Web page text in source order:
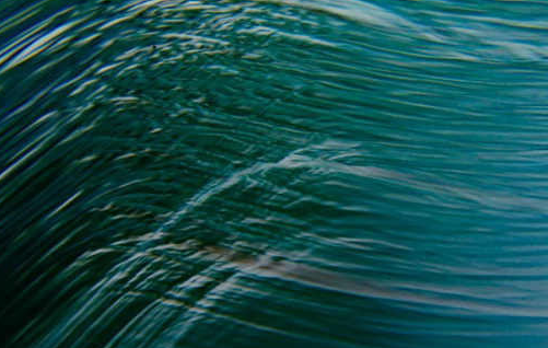
/ Disziplinen
16.2.2015|Datenstrategie & Information